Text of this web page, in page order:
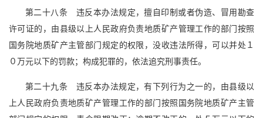
第二十八条 违反本办法规定，擅自印制或者伪造、冒用勘查
许可证的，由县级以上人民政府负责地质矿产管理工作的部门按照
国务院地质矿产主管部门规定的权限，没收违法所得，可以并处１
０万元以下的罚款；构成犯罪的，依法追究刑事责任。
第二十九条 违反本办法规定，有下列行为之一的，由县级以
上人民政府负责地质矿产管理工作的部门按照国务院地质矿产主管